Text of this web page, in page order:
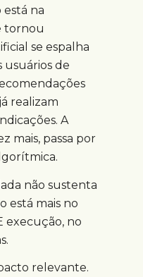
está na
tornou
se espalha
usuários de
realizam
A
mais, passa por
não sustenta
está mais no
execução, no
relevante.